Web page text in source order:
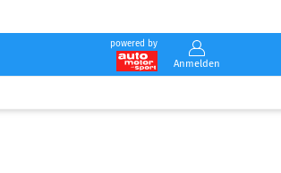
powered by
Anmelden